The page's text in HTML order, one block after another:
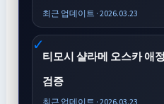
최근 업데이트 · 2026.03.23
티모시 샬라메 오스카 애
검증
최근 업데이트 · 2026.03.23